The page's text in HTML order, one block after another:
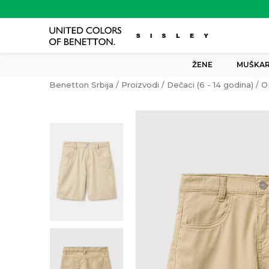
ŽENE
Benetton Srbija Proizvodi Dečaci (6 - 14 godina)